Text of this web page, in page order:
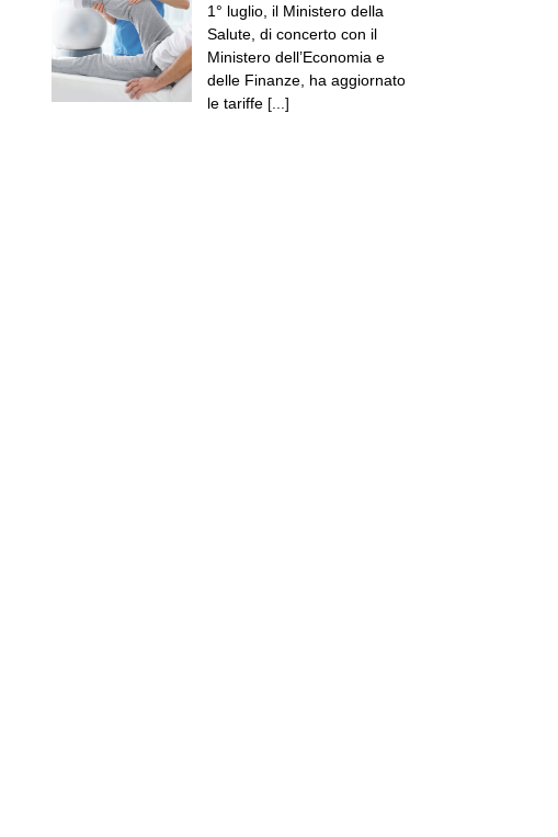
1° luglio, il Ministero della
Salute, di concerto con il
Ministero dell’Economia e
delle Finanze, ha aggiornato
le tariffe [...]